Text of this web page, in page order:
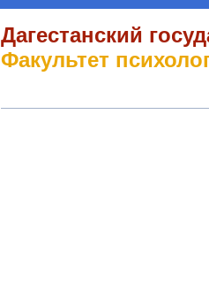
Дагестанский
Факультет